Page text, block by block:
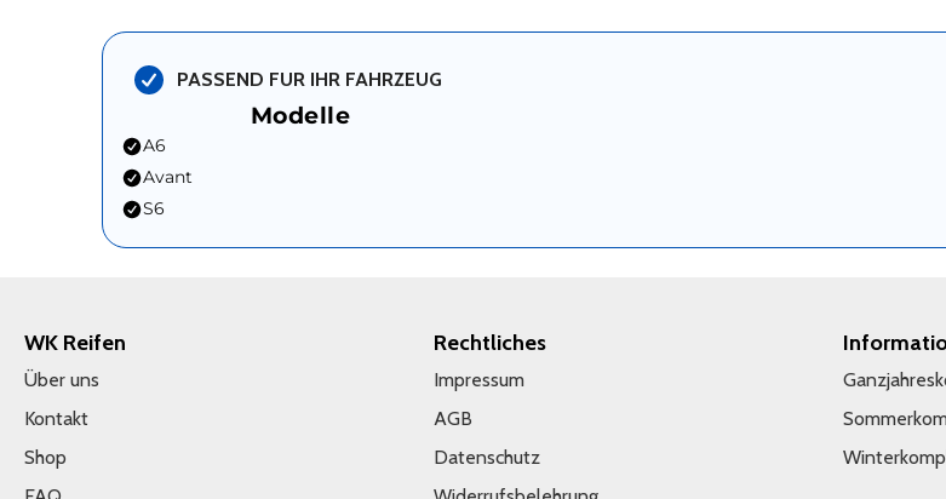
PASSEND FUR IHR FAHRZEUG
Modelle
A6
Avant
S6
WK Reifen
Über uns
Kontakt
Shop
Rechtliches
Impressum
AGB
Datenschutz